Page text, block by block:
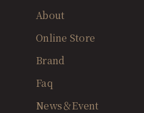
About
Online Store
Brand
Faq
News＆Event